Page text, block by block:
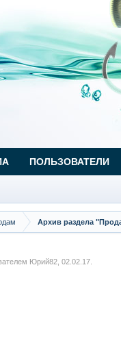
Архив раздела
Юрий82, 02.02.17.
ПОЛЬЗОВАТЕЛИ